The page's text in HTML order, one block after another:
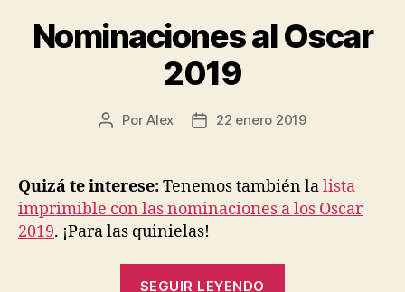
Nominaciones al Oscar
2019
Autor
entrada
PorAlex
Fecha
entrada
22 enero 2019
Quizá te interese:Tenemos también lalista
imprimible con las nominaciones a los Oscar
2019. ¡Para las quinielas!
SEGUIR LEYENDO